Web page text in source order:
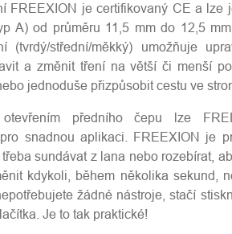
FREEXION je certifikovaný CE a lze
A) od průměru 11,5 mm do 12,5
(tvrdý/střední/měkký) umožňuje
a změnit tření na větší či menší
jednoduše přizpůsobit cestu ve
předního čepu lze
snadnou aplikaci. FREEXION je
sundávat z lana nebo rozebírat,
kdykoli, během několika sekund,
žádné nástroje, stačí
Je to tak praktické!